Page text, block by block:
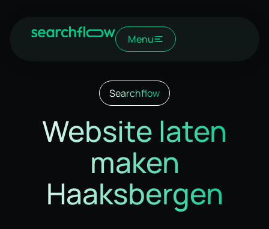
Menu
Searchflow
Website laten
maken
Haaksbergen